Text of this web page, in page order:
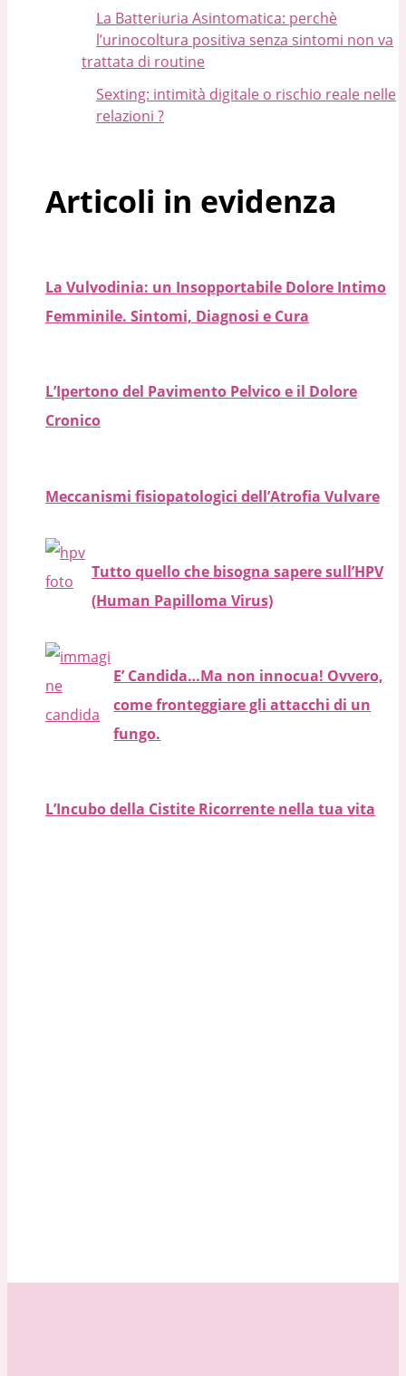
La Batteriuria Asintomatica: perchè
l’urinocoltura positiva senza sintomi non va
trattata di routine
Sexting: intimità digitale o rischio reale nelle
relazioni ?
Articoli in evidenza
La Vulvodinia: un Insopportabile Dolore Intimo
Femminile. Sintomi, Diagnosi e Cura
L’Ipertono del Pavimento Pelvico e il Dolore
Cronico
Meccanismi fisiopatologici dell’Atrofia Vulvare
Tutto quello che bisogna sapere sull’HPV
(Human Papilloma Virus)
E’ Candida…Ma non innocua! Ovvero,
come fronteggiare gli attacchi di un
fungo.
L’Incubo della Cistite Ricorrente nella tua vita